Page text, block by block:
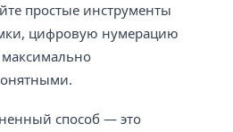
простые инструменты
цифровую нумерацию
максимально
способ — это